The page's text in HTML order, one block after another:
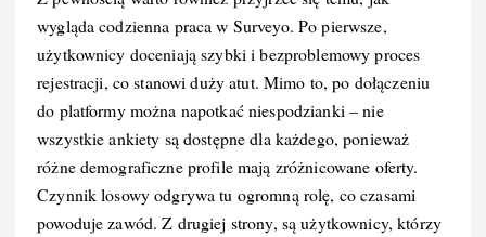
wygląda codzienna praca w Surveyo. Po pierwsze,
użytkownicy doceniają szybki i bezproblemowy proces
rejestracji, co stanowi duży atut. Mimo to, po dołączeniu
do platformy można napotkać niespodzianki – nie
wszystkie ankiety są dostępne dla każdego, ponieważ
różne demograficzne profile mają zróżnicowane oferty.
Czynnik losowy odgrywa tu ogromną rolę, co czasami
powoduje zawód. Z drugiej strony, są użytkownicy, którzy